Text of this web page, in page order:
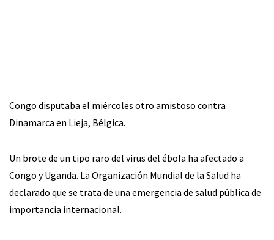
Congo disputaba el miércoles otro amistoso contra
Dinamarca en Lieja, Bélgica.
Un brote de un tipo raro del virus del ébola ha afectado a
Congo y Uganda. La Organización Mundial de la Salud ha
declarado que se trata de una emergencia de salud pública de
importancia internacional.